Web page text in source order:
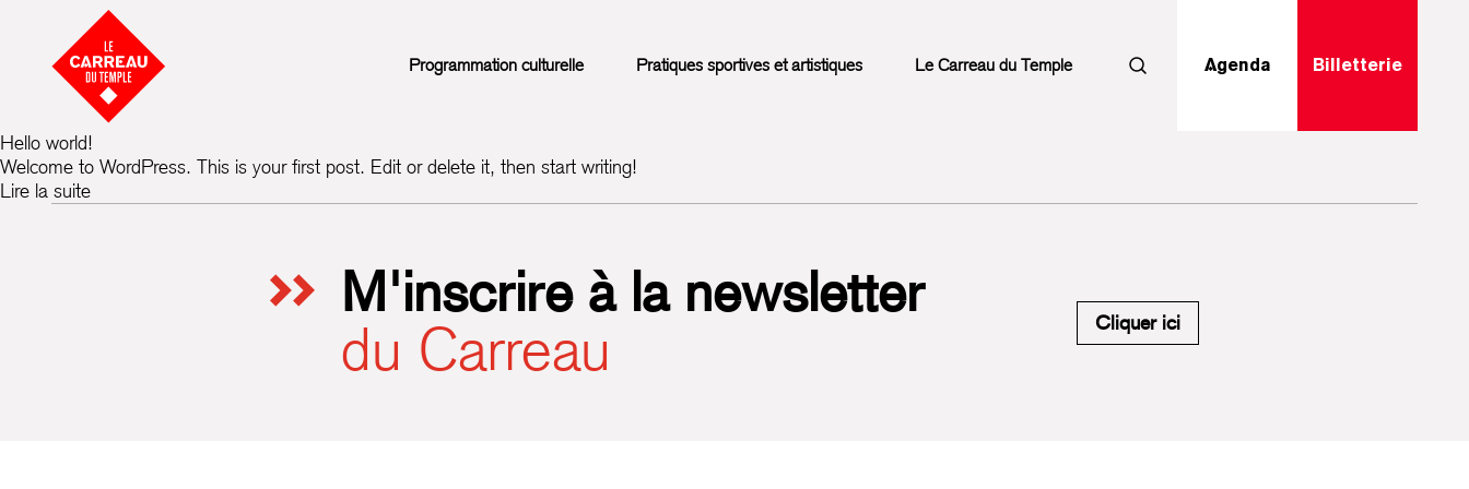
Aller au contenu
Programmation culturelle Pratiques sportives et artistiques Le Carreau du Temple RechercherAgenda Billetterie
Hello world!
Welcome to WordPress. This is your first post. Edit or delete it, then start writing!
Lire la suite
M'inscrire à la newsletter
du Carreau Cliquer iciM'inscrire à la newsletter du